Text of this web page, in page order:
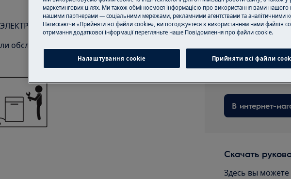
УДАРА
обслуживанием отключите прибор и выньте
Запчасти и
Заказывайте
аксессуары для
быстрой и
В интернет-
Скачать
Здесь вы
маркетингових цілях. Ми також обмінюємося інформацією про використання вами нашого
нашими партнерами — соціальними мережами, рекламними агентствами та аналітичними
Натискаючи «Прийняти всі файли cookie», ви погоджуєтеся з використанням нами файлів
отримання додаткової інформації перегляньте наше Пoвідомлення прo файли cookie.
Налаштування cookie Прийняти всі файли